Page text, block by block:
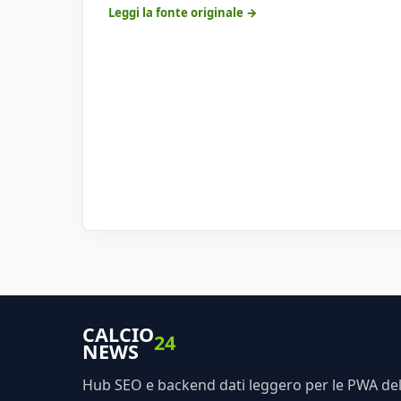
Leggi la fonte originale →
CALCIO
NEWS 24
Hub SEO e backend dati leggero per le PWA